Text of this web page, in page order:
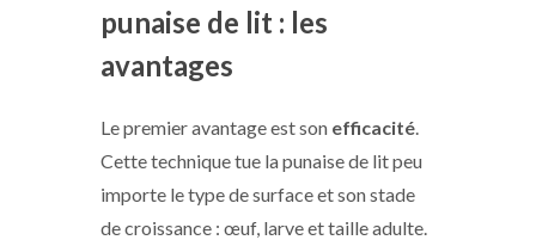
punaise de lit : les
avantages
Le premier avantage est son efficacité.
Cette technique tue la punaise de lit peu
importe le type de surface et son stade
de croissance : œuf, larve et taille adulte.